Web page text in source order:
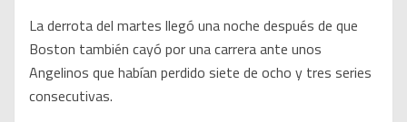
La derrota del martes llegó una noche después de que
Boston también cayó por una carrera ante unos
Angelinos que habían perdido siete de ocho y tres series
consecutivas.